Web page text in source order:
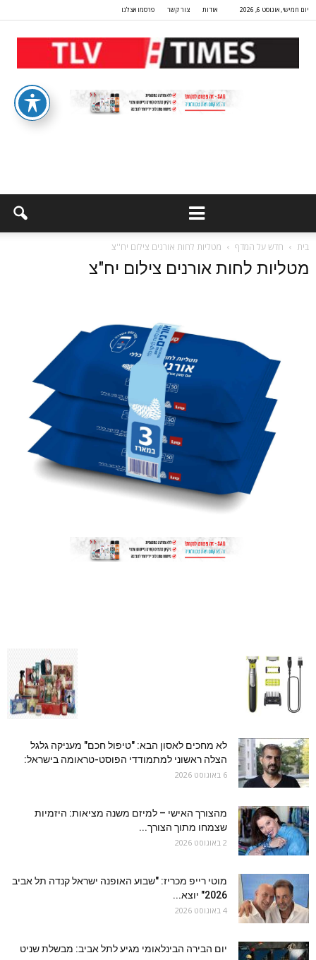
יום חמישי, אוגוסט 6, 2026 אודות צור קשר פרסמו אצלנו
בית חדש על המדף מטליות לחות אורנים צילום יח''צ
מטליות לחות אורנים צילום יח"צ
לא מחכים לאסון הבא: "טיפול חכם" מעניקה גלגל
הצלה ראשוני למתמודדי הפוסט-טראומה בישראל:
6 באוגוסט 2026
מהצורך האישי – למיזם משנה מציאות: היזמיות
שצמחו מתוך הצורך...
2 באוגוסט 2026
מוטי רייפ מכריז: "שבוע האופנה ישראל קנדה תל אביב
2026" יוצא...
4 באוגוסט 2026
יום הבירה הבינלאומי מגיע לתל אביב: מבשלת שניט